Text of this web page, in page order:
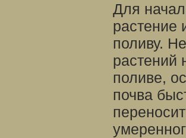
Для
растение
поливу.
растений
поливе,
почва